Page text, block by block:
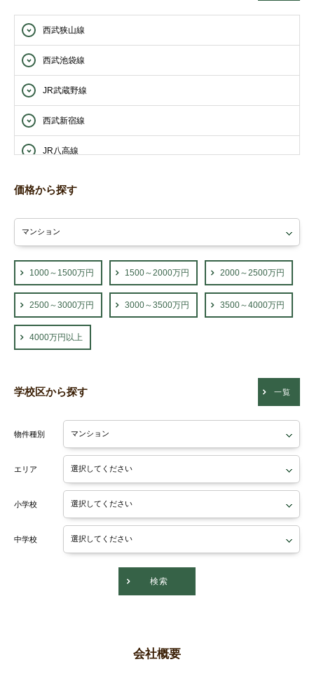
西武狭山線
西武池袋線
JR武蔵野線
西武新宿線
JR八高線
JR青梅線
価格から探す
1000～1500万円 1500～2000万円 2000～2500万円
2500～3000万円 3000～3500万円 3500～4000万円
4000万円以上
学校区から探す 一覧
物件種別
エリア
小学校
中学校
検索
会社概要